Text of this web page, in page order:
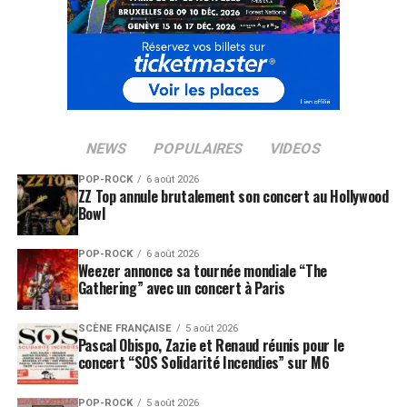
LES ALBUMS DE FISHERSPOONER SONT DISPONIBLES
SURAMAZON
NEWS POPULAIRES VIDEOS
POP-ROCK 6 août 2026
ZZ Top annule brutalement son concert au Hollywood
Bowl
POP-ROCK 6 août 2026
Weezer annonce sa tournée mondiale “The
Gathering” avec un concert à Paris
SCÈNE FRANÇAISE 5 août 2026
Pascal Obispo, Zazie et Renaud réunis pour le
concert “SOS Solidarité Incendies” sur M6
POP-ROCK 5 août 2026